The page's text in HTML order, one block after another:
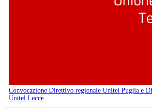
Convocazione Direttivo regionale Unitel Puglia e
Unitel Lecce